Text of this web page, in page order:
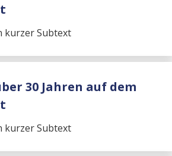
kurzer Subtext
30 Jahren auf dem
kurzer Subtext